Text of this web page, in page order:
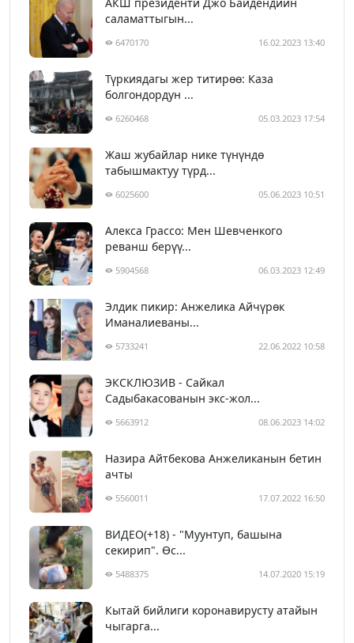
саламаттыгын...
6470170 16.02.2023 13:40
Түркиядагы жер титирөө: Каза
болгондордун ...
6260468 05.03.2023 17:54
Жаш жубайлар нике түнүндө
табышмактуу түрд...
6025600 05.06.2023 10:51
Алекса Грассо: Мен Шевченкого
реванш берүү...
5904568 06.03.2023 12:49
Элдик пикир: Анжелика Айчүрөк
Иманалиеваны...
5733241 22.06.2022 10:58
ЭКСКЛЮЗИВ - Сайкал
Садыбакасованын экс-жол...
5663912 08.06.2023 14:02
Назира Айтбекова Анжеликанын бетин
ачты
5560011 17.07.2022 16:50
ВИДЕО(+18) - "Муунтуп, башына
секирип". Өс...
5488375 14.07.2020 15:19
Кытай бийлиги коронавирусту атайын
чыгарга...